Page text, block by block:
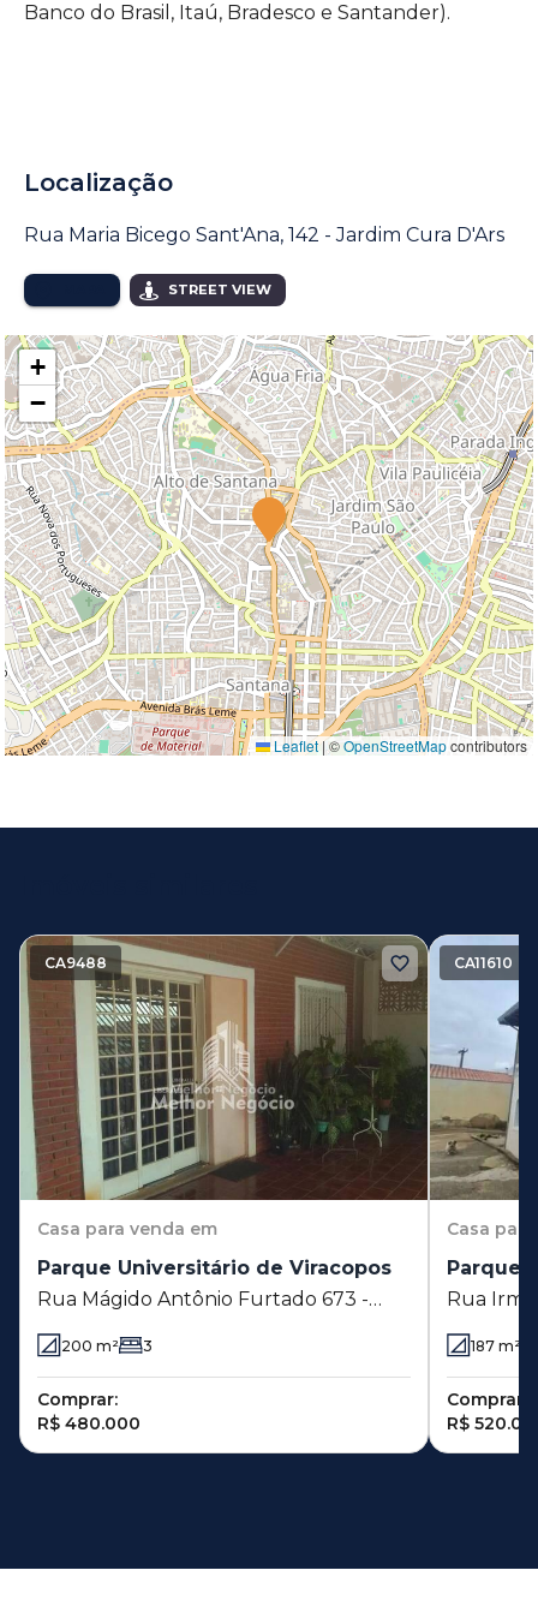
Banco do Brasil, Itaú, Bradesco e Santander).
Localização
Rua Maria Bicego Sant'Ana, 142 - Jardim Cura D'Ars
STREET VIEW
+
−
Leaflet |©OpenStreetMapcontributors
CA9488
Casa para venda em
Parque Universitário de Viracopos
Rua Mágido Antônio Furtado 673 -
Parque Universitário de Viracopos -
Campinas - SP
200 m² 3
Comprar:
R$ 480.000
CA11610
Casa
Parque
Rua
Santa
187 m²
Comprar:
R$